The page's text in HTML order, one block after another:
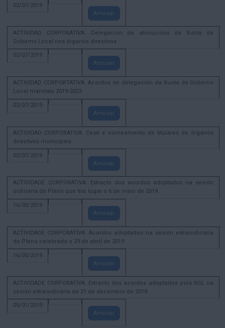
02/07/2019
Amosar
ACTIVIDAD CORPORATIVA. Delegación de atricucións da Xunta de
Goberno Local nos órganos directivos.
02/07/2019
Amosar
ACTIVIDAD CORPORTATIVA. Acordos de delegación da Xunta de Goberno
Local mandato 2019-2023
02/07/2019
Amosar
ACTIVIDAD CORPORATIVA. Cese e nomeamento de titulares de órganos
directivos municipais.
02/07/2019
Amosar
ACTIVIDADE CORPORATIVA. Extracto dos acordos adoptados na sesión
ordinaria do Pleno que tivo lugar o 6 de maio de 2019.
16/05/2019
Amosar
ACTIVIDADE CORPORATIVA. Acordos adoptados na sesión extraordinaria
do Pleno celebrada o 29 de abril de 2019
16/05/2019
Amosar
ACTIVIDADE CORPORATIVA. Extracto dos acordos adoptados pola XGL na
sesión extraordinaria de 21 de decembro de 2018.
05/01/2019
Amosar